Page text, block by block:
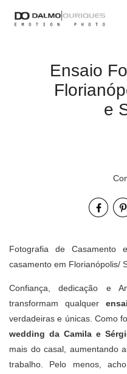
Ensaio
e
Fotografia de Casamento
casamento em Florianópolis/
Confiança, dedicação e
transformam qualquer
verdadeiras e únicas. Como
wedding da Camila e
mais do casal, aumentando
trabalho. Pelo menos,